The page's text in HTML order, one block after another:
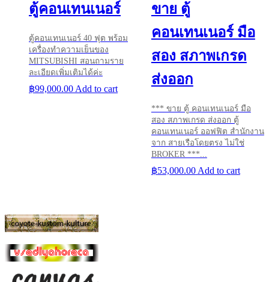
ตู้คอนเทนเนอร์
ตู้คอนเทนเนอร์ 40 ฟุต พร้อม
เครื่องทำความเย็นของ
MITSUBISHI สอนถามราย
ละเอียดเพิ่มเติมได้ค่ะ
฿99,000.00 Add to cart
ขาย ตู้
คอนเทนเนอร์ มือ
สอง สภาพเกรด
ส่งออก
*** ขาย ตู้ คอนเทนเนอร์ มือ
สอง สภาพเกรด ส่งออก ตู้
คอนเทนเนอร์ ออฟฟิต สำนักงาน
จาก สายเรือโดยตรง ไม่ใช่
BROKER ***...
฿53,000.00 Add to cart